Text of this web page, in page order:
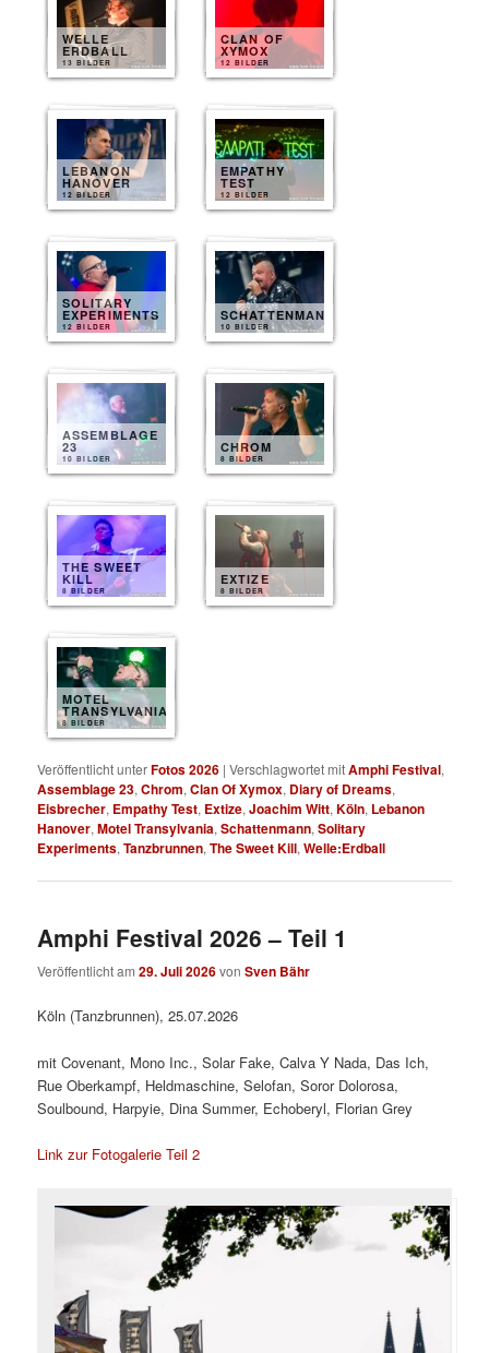
WELLE
ERDBALL
13 BILDER
CLAN OF
XYMOX
12 BILDER
LEBANON
HANOVER
12 BILDER
EMPATHY
TEST
12 BILDER
SOLITARY
EXPERIMENTS
12 BILDER
SCHATTENMANN
10 BILDER
ASSEMBLAGE
23
10 BILDER
CHROM
8 BILDER
THE SWEET
KILL
8 BILDER
EXTIZE
8 BILDER
MOTEL
TRANSYLVANIA
8 BILDER
Veröffentlicht unterFotos 2026 |Verschlagwortet mitAmphi Festival,
Assemblage 23,Chrom,Clan Of Xymox, Diary of Dreams,
Eisbrecher, Empathy Test, Extize,Joachim Witt,Köln, Lebanon
Hanover,Motel Transylvania,Schattenmann,Solitary
Experiments,Tanzbrunnen,The Sweet Kill,Welle:Erdball
Amphi Festival 2026 – Teil 1
Veröffentlicht am29. Juli 2026vonSven Bähr
Köln (Tanzbrunnen), 25.07.2026
mit Covenant, Mono Inc., Solar Fake, Calva Y Nada, Das Ich,
Rue Oberkampf, Heldmaschine, Selofan, Soror Dolorosa,
Soulbound, Harpyie, Dina Summer, Echoberyl, Florian Grey
Link zur Fotogalerie Teil 2